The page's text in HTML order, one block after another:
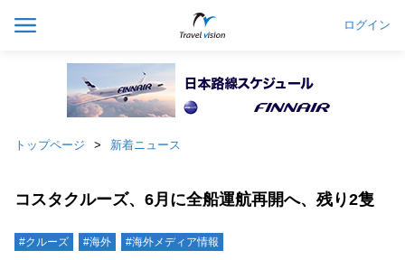
ログイン
トップページ 新着ニュース
コスタクルーズ、6月に全船運航再開へ、残り2隻
#クルーズ #海外 #海外メディア情報